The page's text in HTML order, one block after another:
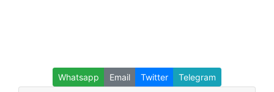
Whatsapp Email Twitter Telegram